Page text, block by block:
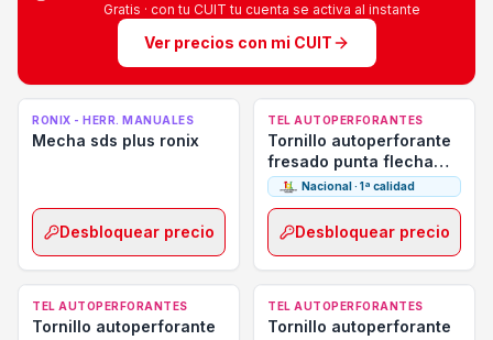
Gratis · con tu CUIT tu cuenta se activa al instante
Ver precios con mi CUIT
RONIX - HERR. MANUALES
Mecha sds plus ronix
Desbloquear precio
TEL AUTOPERFORANTES
Tornillo autoperforante
fresado punta flecha
para madera
Nacional · 1ª calidad
Desbloquear precio
TEL AUTOPERFORANTES
Tornillo autoperforante
TEL AUTOPERFORANTES
Tornillo autoperforante